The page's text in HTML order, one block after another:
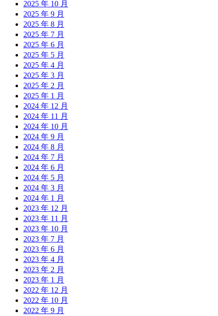
2025 年 10 月
2025 年 9 月
2025 年 8 月
2025 年 7 月
2025 年 6 月
2025 年 5 月
2025 年 4 月
2025 年 3 月
2025 年 2 月
2025 年 1 月
2024 年 12 月
2024 年 11 月
2024 年 10 月
2024 年 9 月
2024 年 8 月
2024 年 7 月
2024 年 6 月
2024 年 5 月
2024 年 3 月
2024 年 1 月
2023 年 12 月
2023 年 11 月
2023 年 10 月
2023 年 7 月
2023 年 6 月
2023 年 4 月
2023 年 2 月
2023 年 1 月
2022 年 12 月
2022 年 10 月
2022 年 9 月